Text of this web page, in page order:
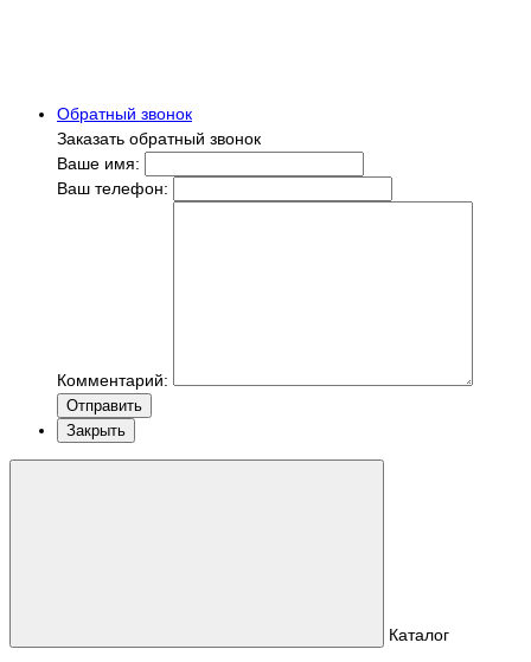
Обратный звонок
Заказать обратный звонок
Ваше имя:
Ваш телефон:
Комментарий:
Отправить
Закрыть
Каталог